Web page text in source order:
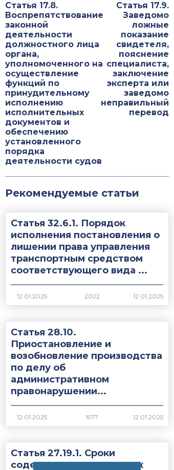
Статья 17.8.
Воспрепятствование
законной
деятельности
должностного лица
органа,
уполномоченного на
осуществление
функций по
принудительному
исполнению
исполнительных
документов и
обеспечению
установленного
порядка
деятельности судов
Статья 17.9.
Заведомо
ложные
показание
свидетеля,
пояснение
специалиста,
заключение
эксперта или
заведомо
неправильный
перевод
Рекомендуемые статьи
Статья 32.6.1. Порядок
исполнения постановления о
лишении права управления
транспортным средством
соответствующего вида ...
2022
Статья 28.10.
Приостановление и
возобновление производства
по делу об
административном
правонарушении...
1977
Статья 27.19.1. Сроки
содержания иностранных